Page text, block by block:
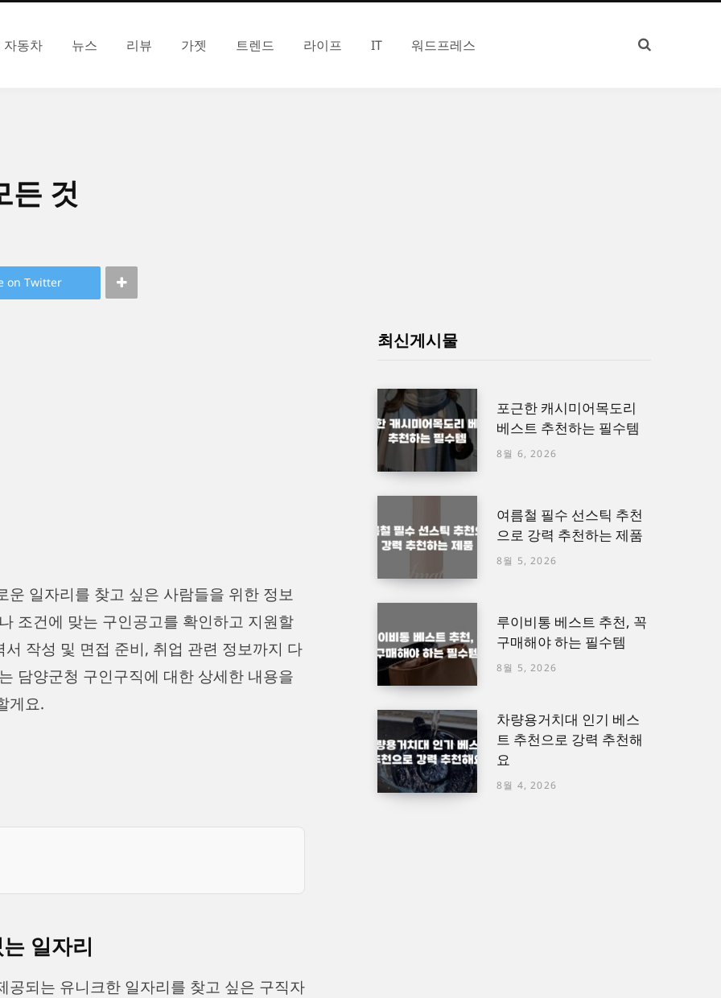
자동차 뉴스 리뷰 가젯 트렌드 라이프 IT 워드프레스
든 것
on Twitter
일자리를 찾고 싶은 사람들을 위한 정보
조건에 맞는 구인공고를 확인하고 지원할
작성 및 면접 준비, 취업 관련 정보까지 다
담양군청 구인구직에 대한 상세한 내용을
게요.
일자리
되는 유니크한 일자리를 찾고 싶은 구직자
최신게시물
포근한 캐시미어목도리
베스트 추천하는 필수템
8월 6, 2026
여름철 필수 선스틱 추천
으로 강력 추천하는 제품
8월 5, 2026
루이비통 베스트 추천, 꼭
구매해야 하는 필수템
8월 5, 2026
차량용거치대 인기 베스
트 추천으로 강력 추천해
요
8월 4, 2026